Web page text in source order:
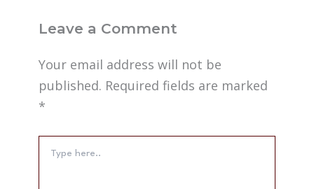
Leave a Comment
Your email address will not be
published. Required fields are marked
*
here..